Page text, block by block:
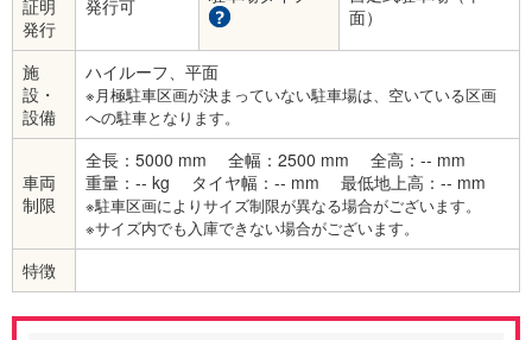
証明
発行
発行可
面）
施
設・
設備
ハイルーフ、平面
※月極駐車区画が決まっていない駐車場は、空いている区画
への駐車となります。
車両
制限
全長：5000 mm 全幅：2500 mm
全高：-- mm
重量：-- kg
タイヤ幅：-- mm 最低地上高：-- mm
※駐車区画によりサイズ制限が異なる場合がございます。
※サイズ内でも入庫できない場合がございます。
特徴